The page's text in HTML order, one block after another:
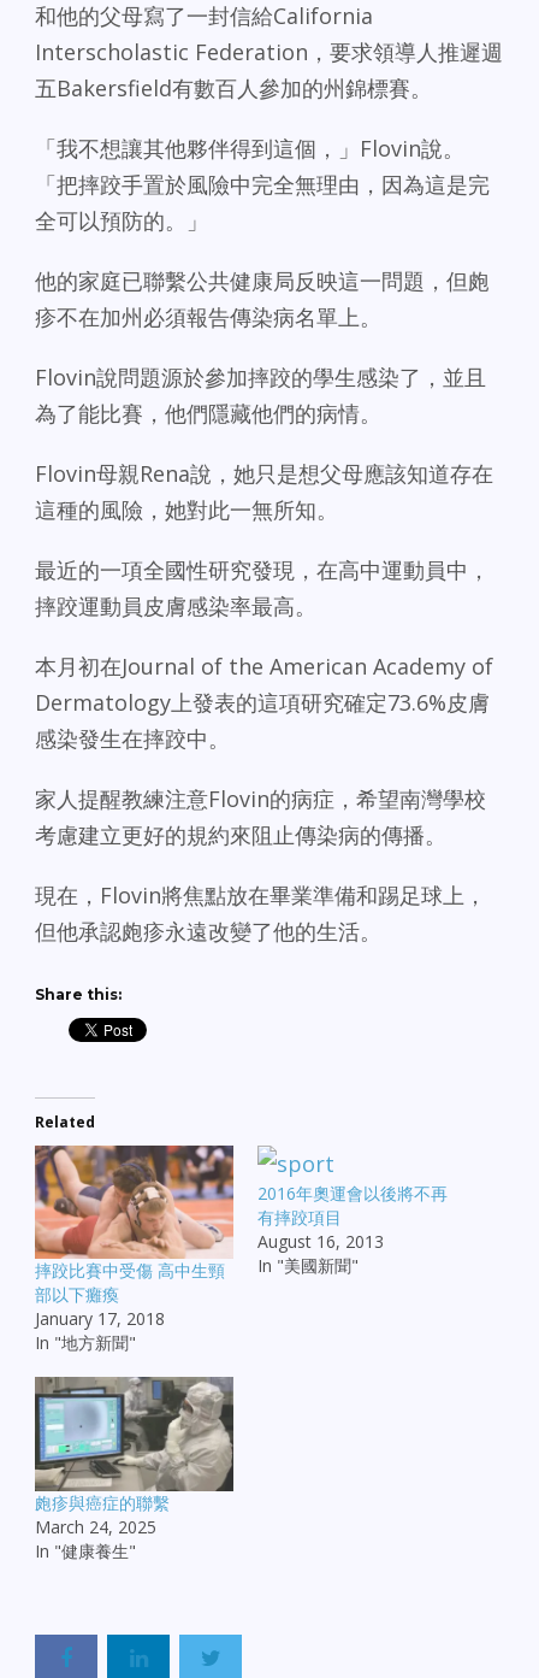
和他的父母寫了一封信給California
Interscholastic Federation，要求領導人推遲週
五Bakersfield有數百人參加的州錦標賽。
「我不想讓其他夥伴得到這個，」Flovin說。
「把摔跤手置於風險中完全無理由，因為這是完
全可以預防的。」
他的家庭已聯繫公共健康局反映這一問題，但皰
疹不在加州必須報告傳染病名單上。
Flovin說問題源於參加摔跤的學生感染了，並且
為了能比賽，他們隱藏他們的病情。
Flovin母親Rena說，她只是想父母應該知道存在
這種的風險，她對此一無所知。
最近的一項全國性研究發現，在高中運動員中，
摔跤運動員皮膚感染率最高。
本月初在Journal of the American Academy of
Dermatology上發表的這項研究確定73.6%皮膚
感染發生在摔跤中。
家人提醒教練注意Flovin的病症，希望南灣學校
考慮建立更好的規約來阻止傳染病的傳播。
現在，Flovin將焦點放在畢業準備和踢足球上，
但他承認皰疹永遠改變了他的生活。
Share this:
Related
摔跤比賽中受傷 高中生頸
部以下癱瘓
January 17, 2018
In "地方新聞"
2016年奧運會以後將不再
有摔跤項目
August 16, 2013
In "美國新聞"
皰疹與癌症的聯繫
March 24, 2025
In "健康養生"